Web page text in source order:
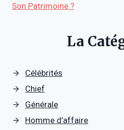
Son Patrimoine ?
La
Célébrités
Chief
Générale
Homme d’affaire